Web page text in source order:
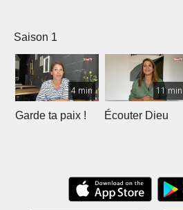
Saison 1
4 min
Garde ta paix !
11 min
Écouter Dieu